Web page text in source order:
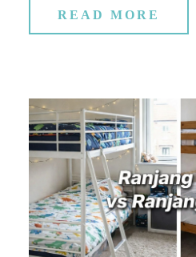
READ MORE